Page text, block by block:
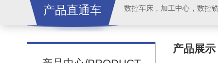
产品直通车
产品展示